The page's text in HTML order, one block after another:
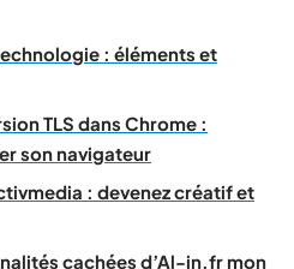
: éléments et
TLS dans Chrome :
son navigateur
: devenez créatif et
cachées d’Al-in.fr mon